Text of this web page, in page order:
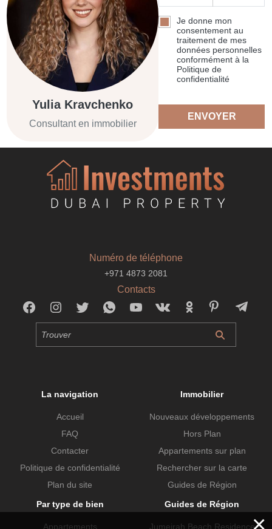
Yulia Kravchenko
Consultant en immobilier
Je donne mon
consentement au
traitement de mes
données personnelles
conformément à la
Politique de
confidentialité
ENVOYER
Numéro de téléphone
+971 4873 2081
Contacts
La navigation
Accueil
FAQ
Contacter
Politique de confidentialité
Plan du site
Immobilier
Nouveaux développements
Hors Plan
Appartements sur plan
Rechercher sur la carte
Guides de Région
Par type de bien
Appartements
Guides de Région
Jumeirah Beach Residence